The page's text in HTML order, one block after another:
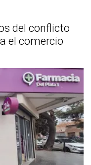
del conflicto
el comercio